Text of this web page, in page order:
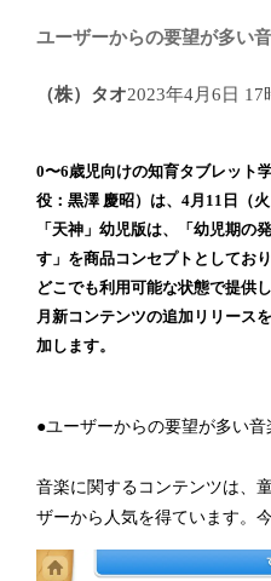
ユーザーからの要望が多い
（株）タオ2023年4月6日 17
0〜6歳児向けの知育タブレット
役：黒澤 慶昭）は、4月11日（
「天神」幼児版は、「幼児期の
す」を商品コンセプトとしてお
どこでも利用可能な状態で提供
月新コンテンツの追加リリース
加します。
●ユーザーからの要望が多い
⾳楽に関するコンテンツは、
ザーから人気を得ています。